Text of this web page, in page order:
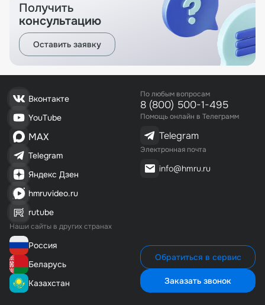
Получить
консультацию
Оставить заявку
Вконтакте
YouTube
MAX
Telegram
Яндекс Дзен
hmruvideo.ru
rutube
Наши сайты в других странах
Россия
Беларусь
Казахстан
По любым вопросам
8 (800) 500-1-495
Помощь онлайн в Телеграмм
Telegram
Электронная почта
info@hmru.ru
Обратиться в сервис
Заказать звонок